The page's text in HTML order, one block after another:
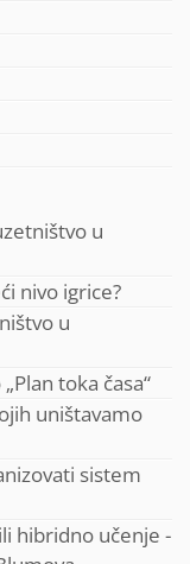
u
nivo igrice?
u
toka časa“
uništavamo
sistem
hibridno učenje -